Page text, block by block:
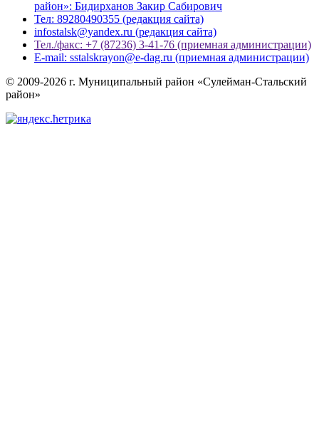
район»: Бидирханов Закир Сабирович
Тел: 89280490355 (редакция сайта)
infostalsk@yandex.ru (редакция сайта)
Тел./факс: +7 (87236) 3-41-76 (приемная администрации)
E-mail: sstalskrayon@e-dag.ru (приемная администрации)
© 2009-2026 г. Муниципальный район «Сулейман-Стальский
район»